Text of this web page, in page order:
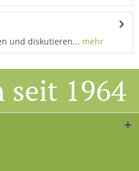
und diskutieren... mehr
1964